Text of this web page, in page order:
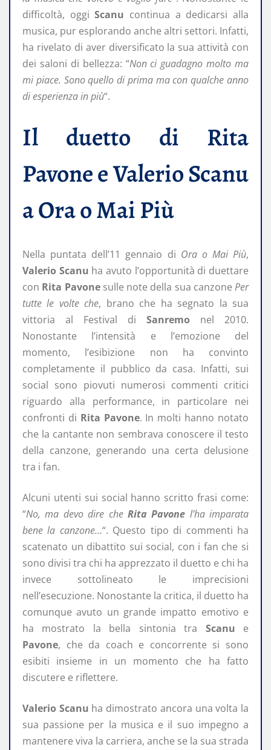
difficoltà, oggiScanu continua a dedicarsi alla
musica, pur esplorando anche altri settori. Infatti,
ha rivelato di aver diversificato la sua attività con
dei saloni di bellezza: “Non ci guadagno molto ma
mi piace. Sono quello di prima ma con qualche anno
di esperienza in più“.
Il duetto di Rita
Pavone e Valerio Scanu
a Ora o Mai Più
Nella puntata dell’11 gennaio di Ora o Mai Più,
Valerio Scanu ha avuto l’opportunità di duettare
con Rita Pavonesulle note della sua canzone Per
tutte le volte che, brano che ha segnato la sua
vittoria al Festival di Sanremo nel 2010.
Nonostante l’intensità e l’emozione del
momento, l’esibizione non ha convinto
completamente il pubblico da casa. Infatti, sui
social sono piovuti numerosi commenti critici
riguardo alla performance, in particolare nei
confronti di Rita Pavone. In molti hanno notato
che la cantante non sembrava conoscere il testo
della canzone, generando una certa delusione
tra i fan.
Alcuni utenti sui social hanno scritto frasi come:
“No, ma devo dire che Rita Pavone l’ha imparata
bene la canzone…“. Questo tipo di commenti ha
scatenato un dibattito sui social, con i fan che si
sono divisi tra chi ha apprezzato il duetto e chi ha
invece sottolineato le imprecisioni
nell’esecuzione. Nonostante la critica, il duetto ha
comunque avuto un grande impatto emotivo e
ha mostrato la bella sintonia tra Scanu e
Pavone, che da coach e concorrente si sono
esibiti insieme in un momento che ha fatto
discutere e riflettere.
Valerio Scanu ha dimostrato ancora una volta la
sua passione per la musica e il suo impegno a
mantenere viva la carriera, anche se la sua strada